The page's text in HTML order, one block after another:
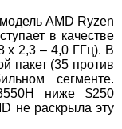
AMD Ryzen
в качестве
x 2,3 – 4,0 ГГц). В
пакет (35 против
сегменте.
ниже $250
не раскрыла эту